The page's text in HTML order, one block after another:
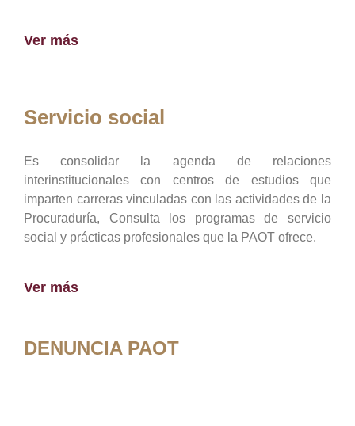
Ver más
Servicio social
Es consolidar la agenda de relaciones
interinstitucionales con centros de estudios que
imparten carreras vinculadas con las actividades de la
Procuraduría, Consulta los programas de servicio
social y prácticas profesionales que la PAOT ofrece.
Ver más
DENUNCIA PAOT